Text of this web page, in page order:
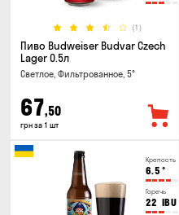
(1)
Пиво Budweiser Budvar Czech
Lager 0.5л
Светлое, Фильтрованное, 5°
67,50
грн за 1 шт
Крепость
6.5 °
Горечь
22 IBU